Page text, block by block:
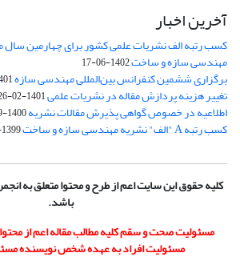
آخرین اخبار
کسب رتبه الف نشریات علمی کشور برای چهارمین سال
مهندسی سازه و ساخت1402-06-17
برگزاری ششمین کنفرانس بین‌المللی مهندسی سازه04
تغییر هزینه پردازش مقاله در نشریات علمی1401-02-26
اطلاعیه در خصوص گواهی پذیرش مقالات نشریه1400-09-18
کسب رتبه A "الف" نشریه مهندسی سازه و ساخت 1399-06-18
کلیه حقوق این سایت اعم از طرح و محتوا متعلق به
باشد.
مسئولیت صحت و سقم کلیه مطالب مقاله اعم از
مسئولیت افراد به عهده شخص نویسنده